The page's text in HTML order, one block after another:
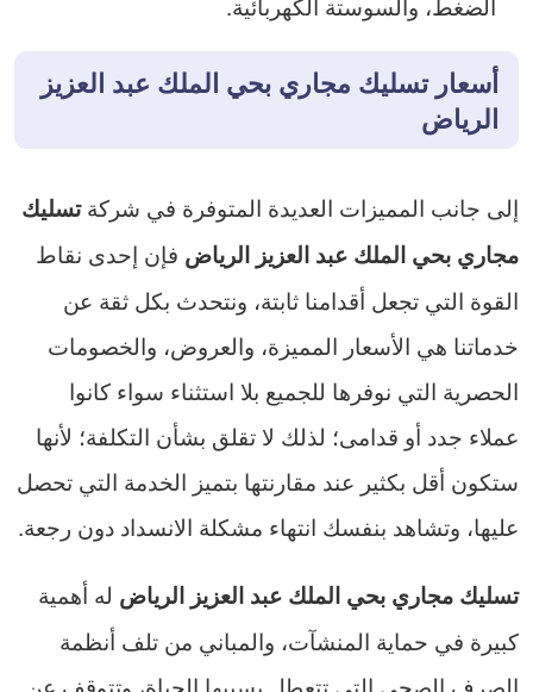
أسعار تسليك مجاري بحي الملك عبد العزيز
الرياض
إلى جانب المميزات العديدة المتوفرة في شركةتسليك
مجاري بحي الملك عبد العزيز الرياض فإن إحدى نقاط
القوة التي تجعل أقدامنا ثابتة، ونتحدث بكل ثقة عن
خدماتنا هي الأسعار المميزة، والعروض، والخصومات
الحصرية التي نوفرها للجميع بلا استثناء سواء كانوا
عملاء جدد أو قدامى؛ لذلك لا تقلق بشأن التكلفة؛ لأنها
ستكون أقل بكثير عند مقارنتها بتميز الخدمة التي تحصل
عليها، وتشاهد بنفسك انتهاء مشكلة الانسداد دون رجعة.
تسليك مجاري بحي الملك عبد العزيز الرياض له أهمية
كبيرة في حماية المنشآت، والمباني من تلف أنظمة
الصرف الصحي التي تتعطل بسببها الحياة، وتتوقف عن